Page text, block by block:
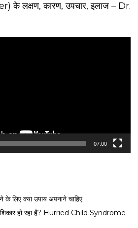
के लक्षण, कारण, उपचार, इलाज – Dr.
07:00
के लिए क्या उपाय अपनाने चाहिए
शिकार हो रहा है? Hurried Child Syndrome